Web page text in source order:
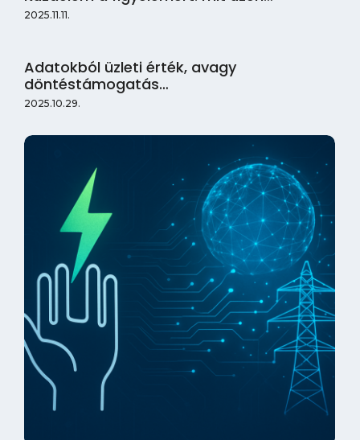
2025.11.11.
Adatokból üzleti érték, avagy
döntéstámogatás…
2025.10.29.